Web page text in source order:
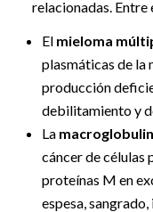
relacionadas. Entre
El mieloma
plasmáticas de la
producción
debilitamiento y
La
cáncer de células
proteínas M en
espesa,